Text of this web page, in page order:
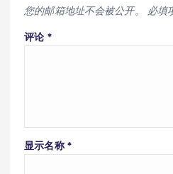
您的邮箱地址不会被公开。 必填
评论 *
显示名称 *